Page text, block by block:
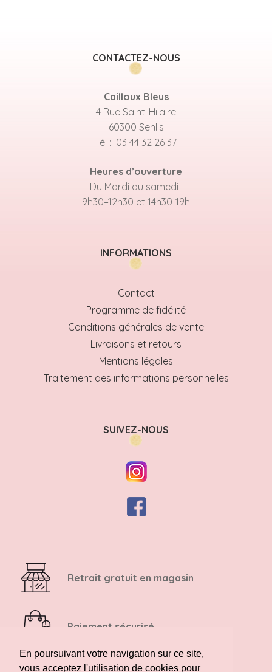
En poursuivant votre navigation sur ce site,
vous acceptez l'utilisation de cookies pour
CONTACTEZ-NOUS
Cailloux Bleus
4 Rue Saint-Hilaire
60300 Senlis
Tél : 03 44 32 26 37
Heures d’ouverture
Du Mardi au samedi :
9h30–12h30 et 14h30-19h
INFORMATIONS
Contact
Programme de fidélité
Conditions générales de vente
Livraisons et retours
Mentions légales
Traitement des informations personnelles
SUIVEZ-NOUS
Retrait gratuit en magasin
Paiement sécurisé